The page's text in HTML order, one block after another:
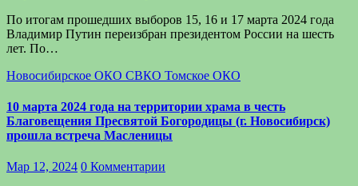
По итогам прошедших выборов 15, 16 и 17 марта 2024 года
Владимир Путин переизбран президентом России на шесть
лет. По…
Новосибирское ОКО СВКО Томское ОКО
10 марта 2024 года на территории храма в честь
Благовещения Пресвятой Богородицы (г. Новосибирск)
прошла встреча Масленицы
Мар 12, 2024 0 Комментарии